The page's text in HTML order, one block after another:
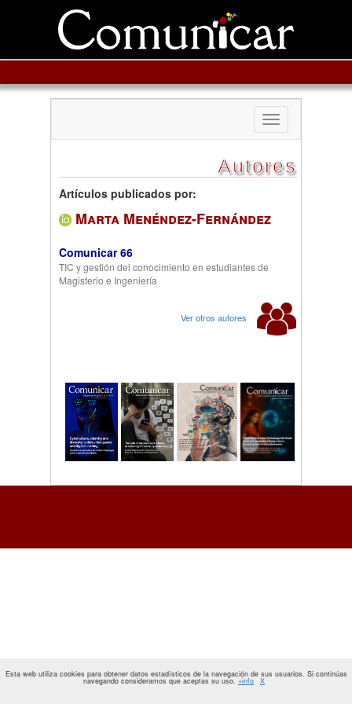
Toggle
navigation
Autores
Artículos publicados por:
Marta Menéndez-Fernández
Comunicar 66
TIC y gestión del conocimiento en estudiantes de
Magisterio e Ingeniería
Ver otros autores
Esta web utiliza cookies para obtener datos estadísticos de la navegación de sus usuarios. Si continúas
navegando consideramos que aceptas su uso. +info X